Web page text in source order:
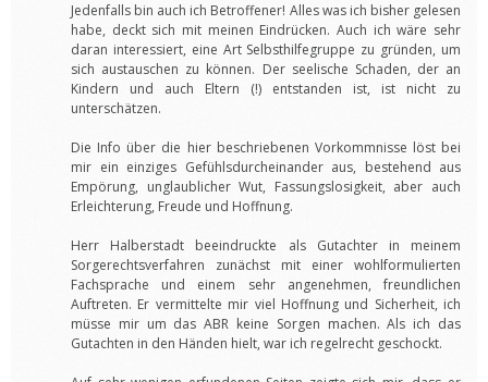
Jedenfalls bin auch ich Betroffener! Alles was ich bisher gelesen
habe, deckt sich mit meinen Eindrücken. Auch ich wäre sehr
daran interessiert, eine Art Selbsthilfegruppe zu gründen, um
sich austauschen zu können. Der seelische Schaden, der an
Kindern und auch Eltern (!) entstanden ist, ist nicht zu
unterschätzen.
Die Info über die hier beschriebenen Vorkommnisse löst bei
mir ein einziges Gefühlsdurcheinander aus, bestehend aus
Empörung, unglaublicher Wut, Fassungslosigkeit, aber auch
Erleichterung, Freude und Hoffnung.
Herr Halberstadt beeindruckte als Gutachter in meinem
Sorgerechtsverfahren zunächst mit einer wohlformulierten
Fachsprache und einem sehr angenehmen, freundlichen
Auftreten. Er vermittelte mir viel Hoffnung und Sicherheit, ich
müsse mir um das ABR keine Sorgen machen. Als ich das
Gutachten in den Händen hielt, war ich regelrecht geschockt.